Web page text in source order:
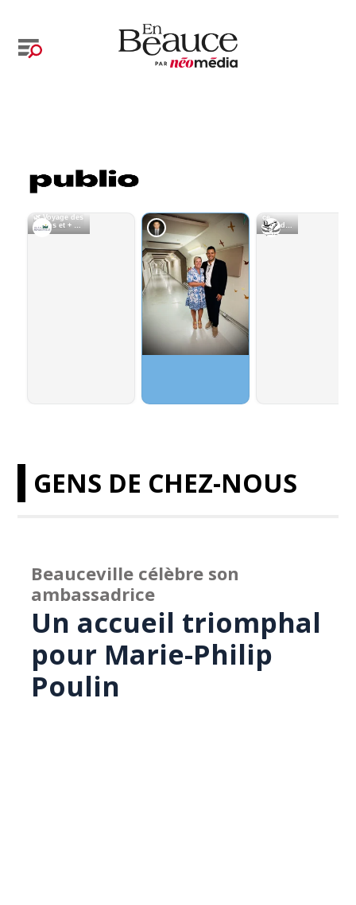
GENS DE CHEZ-NOUS
Beauceville célèbre son
ambassadrice
Un accueil triomphal
pour Marie-Philip
Poulin